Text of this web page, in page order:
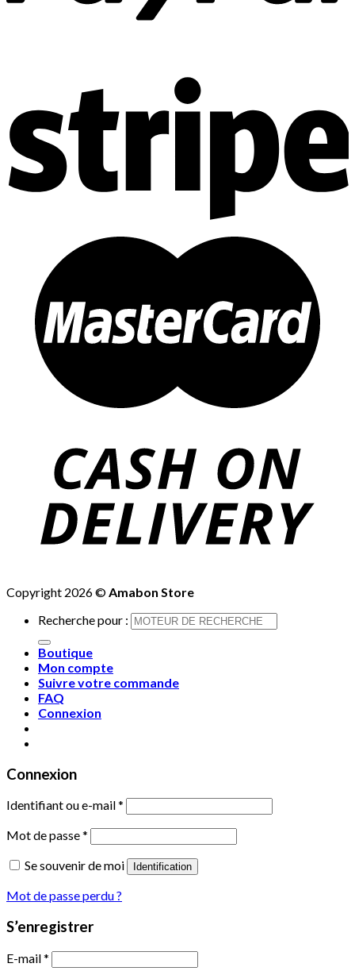
Copyright 2026 ©Amabon Store
Recherche pour :
Boutique
Mon compte
Suivre votre commande
FAQ
Connexion
Connexion
Identifiant ou e-mail*
Mot de passe*
Se souvenir de moi
Identification
Mot de passe perdu ?
S’enregistrer
E-mail*